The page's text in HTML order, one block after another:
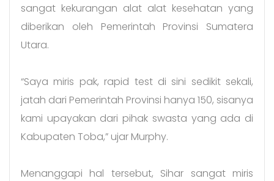
sangat kekurangan alat alat kesehatan yang
diberikan oleh Pemerintah Provinsi Sumatera
Utara.
“Saya miris pak, rapid test di sini sedikit sekali,
jatah dari Pemerintah Provinsi hanya 150, sisanya
kami upayakan dari pihak swasta yang ada di
Kabupaten Toba,” ujar Murphy.
Menanggapi hal tersebut, Sihar sangat miris